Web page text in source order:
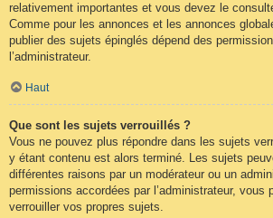
relativement importantes et vous devez le
Comme pour les annonces et les annonces
publier des sujets épinglés dépend des
l’administrateur.
Haut
Que sont les sujets verrouillés ?
Vous ne pouvez plus répondre dans les sujets
y étant contenu est alors terminé. Les sujets
différentes raisons par un modérateur ou un
permissions accordées par l’administrateur, vous
verrouiller vos propres sujets.